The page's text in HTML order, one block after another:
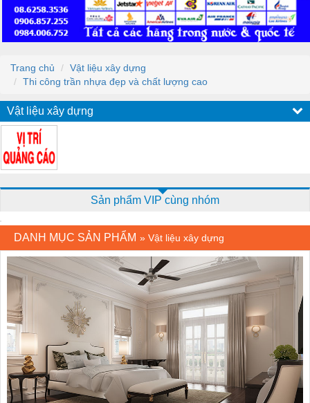
Trang chủ
Vật liệu xây dựng
Thi công trần nhựa đẹp và chất lượng cao
Vật liệu xây dựng
Sản phẩm VIP cùng nhóm
DANH MỤC SẢN PHẨM » Vật liệu xây dựng